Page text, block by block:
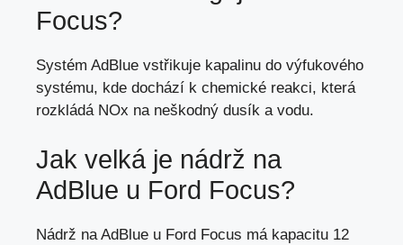
Focus?
Systém AdBlue vstřikuje kapalinu do výfukového
systému, kde dochází k chemické reakci, která
rozkládá NOx na neškodný dusík a vodu.
Jak velká je nádrž na
AdBlue u Ford Focus?
Nádrž na AdBlue u Ford Focus má kapacitu 12